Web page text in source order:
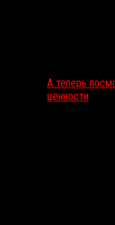
А теперь
ценности